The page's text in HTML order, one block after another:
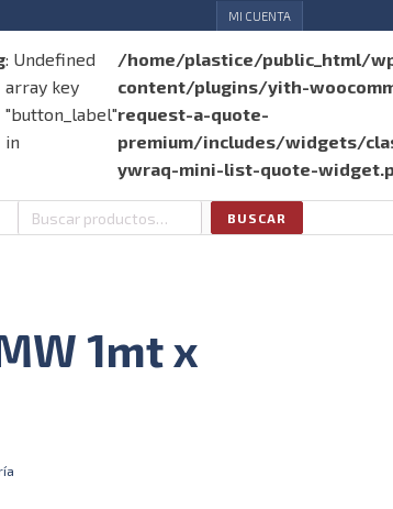
MI CUENTA
: Undefined
array key
"button_label"
in
/home/plastice/public_html/
content/plugins/yith-
request-a-quote-
premium/includes/widgets/
ywraq-mini-list-quote-
Buscar
BUSCAR
1mt x